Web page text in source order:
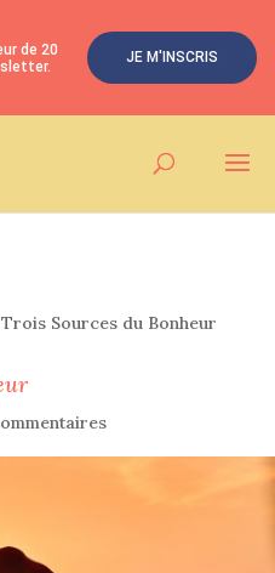
Sources du Bonheur
de 20
JE M'INSCRIS